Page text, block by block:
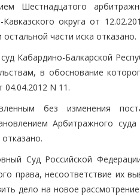
Шестнадцатого
округа от
части иска отказано.
Кабардино-Балкарской
в обоснование
04.04.2012 N 11.
без изменения
Арбитражного
Суд Российской
права, несоответствие их
дело на новое